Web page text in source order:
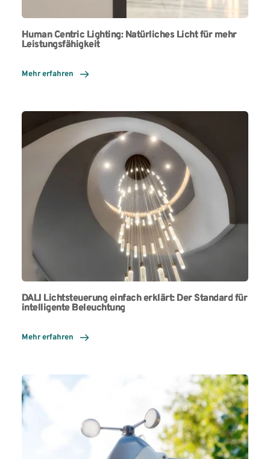
Human Centric Lighting: Natürliches Licht für mehr
Leistungsfähigkeit
Mehr erfahren
DALI Lichtsteuerung einfach erklärt: Der Standard für
intelligente Beleuchtung
Mehr erfahren